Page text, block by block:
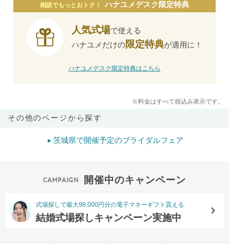
相談でもっとおトク！ ハナユメデスク限定特典
人気式場で使える
ハナユメだけの限定特典が適用に！
ハナユメデスク限定特典はこちら
※料金はすべて税込み表示です。
その他のページから探す
茨城県で開催予定のブライダルフェア
開催中のキャンペーン
式場探しで最大98,000円分の電子マネーギフト貰える
結婚式場探しキャンペーン実施中